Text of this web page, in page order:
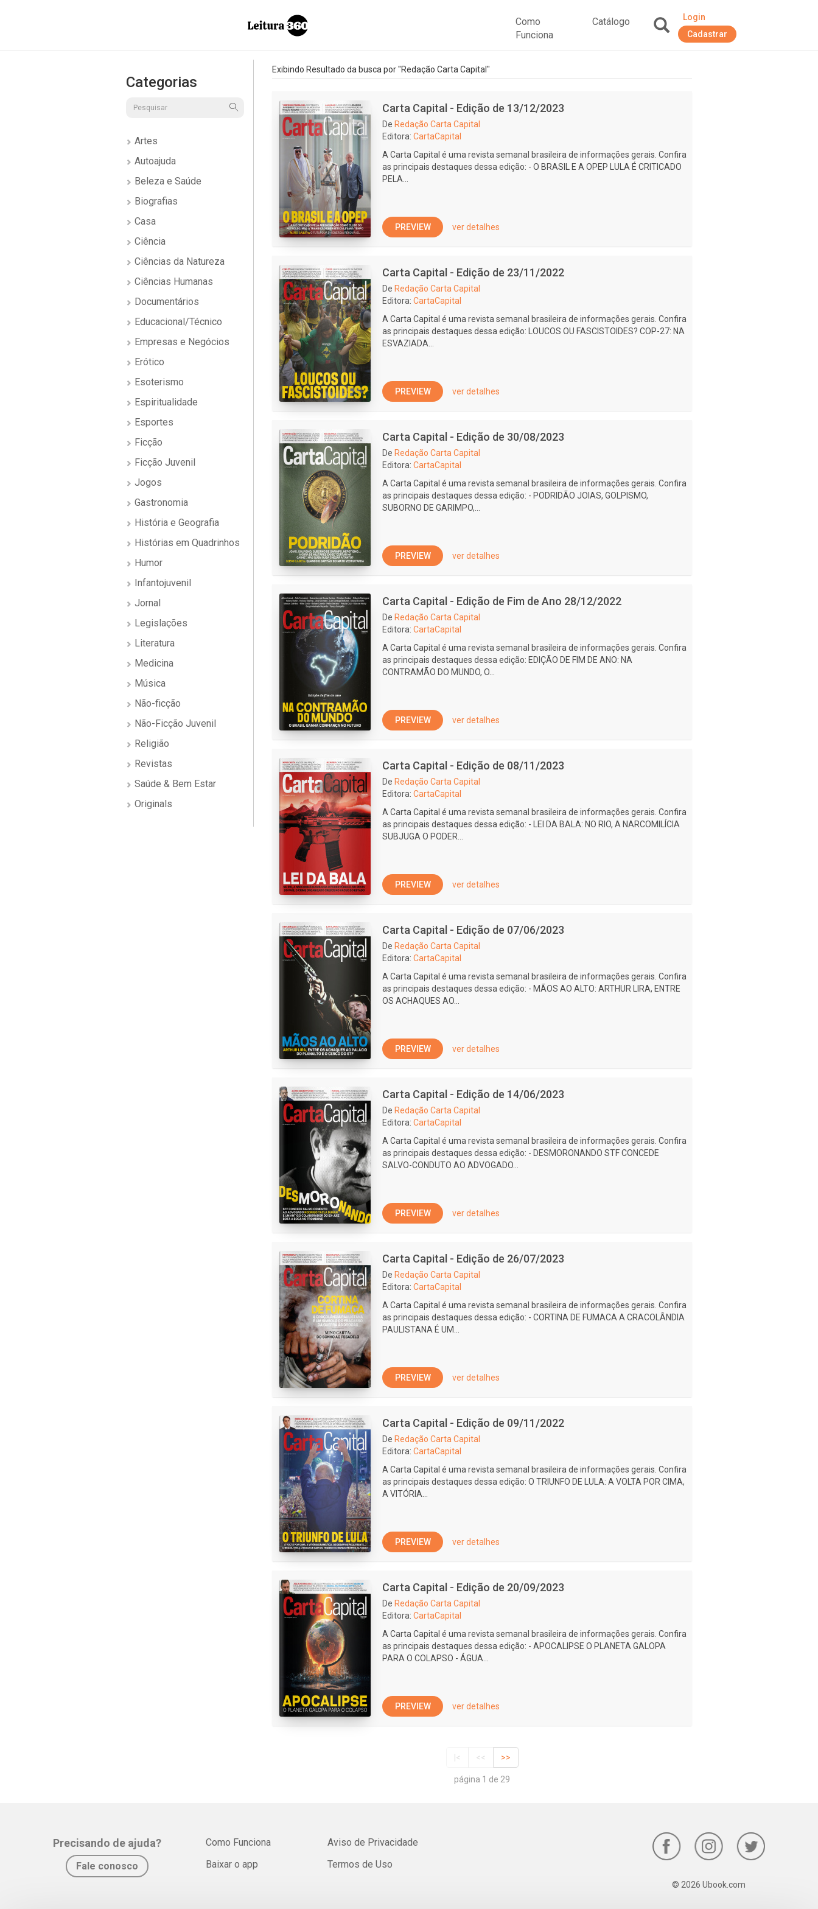
Como
Funciona
Catálogo
Login
Cadastrar
Categorias
Artes
Autoajuda
Beleza e Saúde
Biografias
Casa
Ciência
Ciências da Natureza
Ciências Humanas
Documentários
Educacional/Técnico
Empresas e Negócios
Erótico
Esoterismo
Espiritualidade
Esportes
Ficção
Ficção Juvenil
Jogos
Gastronomia
História e Geografia
Histórias em Quadrinhos
Humor
Infantojuvenil
Jornal
Legislações
Literatura
Medicina
Música
Não-ficção
Não-Ficção Juvenil
Religião
Revistas
Saúde & Bem Estar
Originals
Exibindo Resultado da busca por "Redação Carta Capital"
Carta Capital - Edição de 13/12/2023
De Redação Carta Capital
Editora: CartaCapital
A Carta Capital é uma revista semanal brasileira de informações gerais. Confira
as principais destaques dessa edição: - O BRASIL E A OPEP LULA É CRITICADO
PELA...
PREVIEW ver detalhes
Carta Capital - Edição de 23/11/2022
De Redação Carta Capital
Editora: CartaCapital
A Carta Capital é uma revista semanal brasileira de informações gerais. Confira
as principais destaques dessa edição: LOUCOS OU FASCISTOIDES? COP-27: NA
ESVAZIADA...
PREVIEW ver detalhes
Carta Capital - Edição de 30/08/2023
De Redação Carta Capital
Editora: CartaCapital
A Carta Capital é uma revista semanal brasileira de informações gerais. Confira
as principais destaques dessa edição: - PODRIDÃO JOIAS, GOLPISMO,
SUBORNO DE GARIMPO,...
PREVIEW ver detalhes
Carta Capital - Edição de Fim de Ano 28/12/2022
De Redação Carta Capital
Editora: CartaCapital
A Carta Capital é uma revista semanal brasileira de informações gerais. Confira
as principais destaques dessa edição: EDIÇÃO DE FIM DE ANO: NA
CONTRAMÃO DO MUNDO, O...
PREVIEW ver detalhes
Carta Capital - Edição de 08/11/2023
De Redação Carta Capital
Editora: CartaCapital
A Carta Capital é uma revista semanal brasileira de informações gerais. Confira
as principais destaques dessa edição: - LEI DA BALA: NO RIO, A NARCOMILÍCIA
SUBJUGA O PODER...
PREVIEW ver detalhes
Carta Capital - Edição de 07/06/2023
De Redação Carta Capital
Editora: CartaCapital
A Carta Capital é uma revista semanal brasileira de informações gerais. Confira
as principais destaques dessa edição: - MÃOS AO ALTO: ARTHUR LIRA, ENTRE
OS ACHAQUES AO...
PREVIEW ver detalhes
Carta Capital - Edição de 14/06/2023
De Redação Carta Capital
Editora: CartaCapital
A Carta Capital é uma revista semanal brasileira de informações gerais. Confira
as principais destaques dessa edição: - DESMORONANDO STF CONCEDE
SALVO-CONDUTO AO ADVOGADO...
PREVIEW ver detalhes
Carta Capital - Edição de 26/07/2023
De Redação Carta Capital
Editora: CartaCapital
A Carta Capital é uma revista semanal brasileira de informações gerais. Confira
as principais destaques dessa edição: - CORTINA DE FUMACA A CRACOLÂNDIA
PAULISTANA É UM...
PREVIEW ver detalhes
Carta Capital - Edição de 09/11/2022
De Redação Carta Capital
Editora: CartaCapital
A Carta Capital é uma revista semanal brasileira de informações gerais. Confira
as principais destaques dessa edição: O TRIUNFO DE LULA: A VOLTA POR CIMA,
A VITÓRIA...
PREVIEW ver detalhes
Carta Capital - Edição de 20/09/2023
De Redação Carta Capital
Editora: CartaCapital
A Carta Capital é uma revista semanal brasileira de informações gerais. Confira
as principais destaques dessa edição: - APOCALIPSE O PLANETA GALOPA
PARA O COLAPSO - ÁGUA...
PREVIEW ver detalhes
|< << >>
página 1 de 29
Precisando de ajuda?
Fale conosco
Como Funciona
Baixar o app
Aviso de Privacidade
Termos de Uso
© 2026 Ubook.com